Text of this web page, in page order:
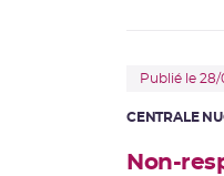
Publié le 28/
CENTRALE
Non-